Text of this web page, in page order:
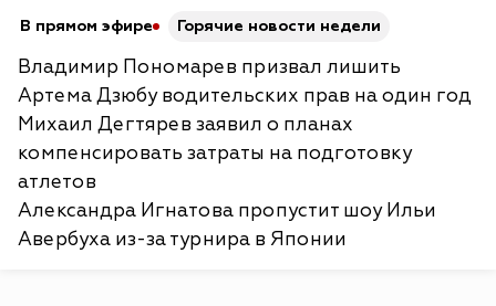
В прямом эфире Горячие новости недели
Владимир Пономарев призвал лишить
Артема Дзюбу водительских прав на один год
Михаил Дегтярев заявил о планах
компенсировать затраты на подготовку
атлетов
Александра Игнатова пропустит шоу Ильи
Авербуха из-за турнира в Японии